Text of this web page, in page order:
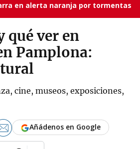
en alerta naranja por tormentas
qué ver en
Pamplona:
cine, museos, exposiciones,
Añádenos en Google